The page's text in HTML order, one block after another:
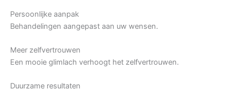
Persoonlijke aanpak
Behandelingen aangepast aan uw wensen.
Meer zelfvertrouwen
Een mooie glimlach verhoogt het zelfvertrouwen.
Duurzame resultaten